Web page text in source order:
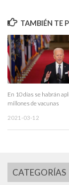
TAMBIÉN TE
En 10 días se habrán
millones de vacunas
2021-03-12
CATEGORÍAS